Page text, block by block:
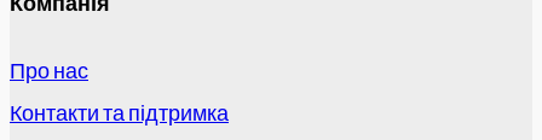
Про нас
Контакти та підтримка